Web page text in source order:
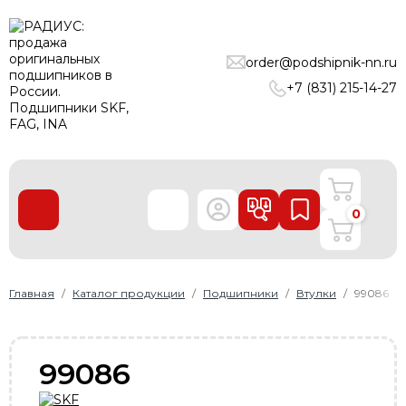
order@podshipnik-nn.ru
+7 (831) 215-14-27
ПОДШИПНИКИ
ЛИНЕЙНЫЕ ТЕХНОЛОГИИ
РЕМНИ
О нас
Доставка и оплата
+7 (831) 215-14-27
0
Главная Каталог продукции Подшипники Втулки 99086
99086